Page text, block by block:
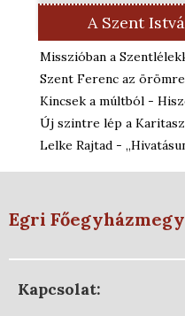
A Szent
Misszióban a
Szent Ferenc az
Kincsek a múltból -
Új szintre lép a
Lelke Rajtad -
Egri
Kapcsolat: